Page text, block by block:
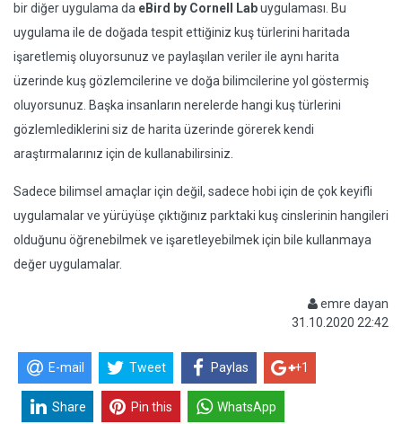
bir diğer uygulama da eBird by Cornell Labuygulaması. Bu
uygulama ile de doğada tespit ettiğiniz kuş türlerini haritada
işaretlemiş oluyorsunuz ve paylaşılan veriler ile aynı harita
üzerinde kuş gözlemcilerine ve doğa bilimcilerine yol göstermiş
oluyorsunuz. Başka insanların nerelerde hangi kuş türlerini
gözlemlediklerini siz de harita üzerinde görerek kendi
araştırmalarınız için de kullanabilirsiniz.
Sadece bilimsel amaçlar için değil, sadece hobi için de çok keyifli
uygulamalar ve yürüyüşe çıktığınız parktaki kuş cinslerinin hangileri
olduğunu öğrenebilmek ve işaretleyebilmek için bile kullanmaya
değer uygulamalar.
emre dayan
31.10.2020 22:42
E-mail Tweet Paylas +1
Share Pin this WhatsApp